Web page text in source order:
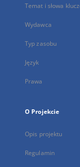
Temat i słowa
Wydawca
Typ zasobu
Język
Prawa
O Projekcie
Opis projektu
Regulamin